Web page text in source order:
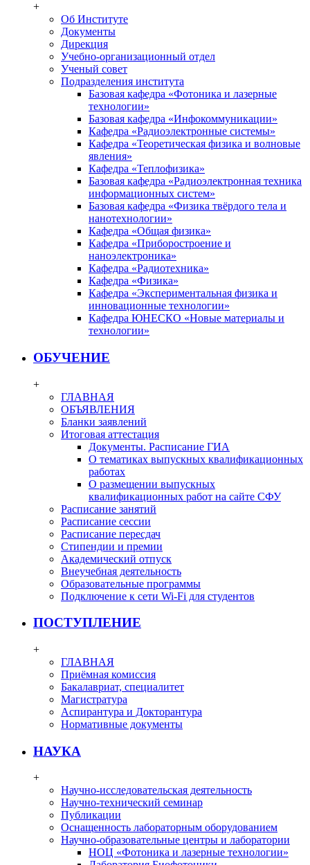
+
Об Институте
Документы
Дирекция
Учебно-организационный отдел
Ученый совет
Подразделения института
Базовая кафедра «Фотоника и лазерные
технологии»
Базовая кафедра «Инфокоммуникации»
Кафедра «Радиоэлектронные системы»
Кафедра «Теоретическая физика и волновые
явления»
Кафедра «Теплофизика»
Базовая кафедра «Радиоэлектронная техника
информационных систем»
Базовая кафедра «Физика твёрдого тела и
нанотехнологии»
Кафедра «Общая физика»
Кафедра «Приборостроение и
наноэлектроника»
Кафедра «Радиотехника»
Кафедра «Физика»
Кафедра «Экспериментальная физика и
инновационные технологии»
Кафедра ЮНЕСКО «Новые материалы и
технологии»
ОБУЧЕНИЕ
+
ГЛАВНАЯ
ОБЪЯВЛЕНИЯ
Бланки заявлений
Итоговая аттестация
Документы. Расписание ГИА
О тематиках выпускных квалификационных
работах
О размещении выпускных
квалификационных работ на сайте СФУ
Расписание занятий
Расписание сессии
Расписание пересдач
Стипендии и премии
Академический отпуск
Внеучебная деятельность
Образовательные программы
Подключение к сети Wi-Fi для студентов
ПОСТУПЛЕНИЕ
+
ГЛАВНАЯ
Приёмная комиссия
Бакалавриат, специалитет
Магистратура
Аспирантура и Докторантура
Нормативные документы
НАУКА
+
Научно-исследовательская деятельность
Научно-технический семинар
Публикации
Оснащенность лабораторным оборудованием
Научно-образовательные центры и лаборатории
НОЦ «Фотоника и лазерные технологии»